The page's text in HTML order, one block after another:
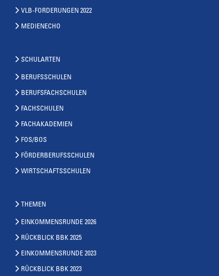
VLB-FORDERUNGEN 2022
MEDIENECHO
SCHULARTEN
BERUFSSCHULEN
BERUFSFACHSCHULEN
FACHSCHULEN
FACHAKADEMIEN
FOS/BOS
FÖRDERBERUFSSCHULEN
WIRTSCHAFTSSCHULEN
THEMEN
EINKOMMENSRUNDE 2026
RÜCKBLICK BBK 2025
EINKOMMENSRUNDE 2023
RÜCKBLICK BBK 2023